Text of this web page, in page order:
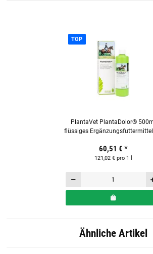
TOP
PlantaVet PlantaDolor®
flüssiges Ergänzungsfuttermittel
60,51 € *
121,02 € pro 1 l
Ähnliche Artikel